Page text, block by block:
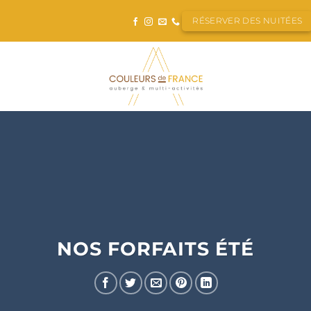
RÉSERVER DES NUITÉES
NOS FORFAITS ÉTÉ